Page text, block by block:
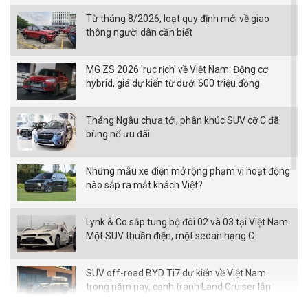
Từ tháng 8/2026, loạt quy định mới về giao
thông người dân cần biết
MG ZS 2026 'rục rịch' về Việt Nam: Động cơ
hybrid, giá dự kiến từ dưới 600 triệu đồng
Tháng Ngâu chưa tới, phân khúc SUV cỡ C đã
bùng nổ ưu đãi
Những mẫu xe điện mở rộng phạm vi hoạt động
nào sắp ra mắt khách Việt?
Lynk & Co sắp tung bộ đôi 02 và 03 tại Việt Nam:
Một SUV thuần điện, một sedan hạng C
SUV off-road BYD Ti7 dự kiến về Việt Nam
trong năm nay, cạnh tranh Land Cruiser lẫn